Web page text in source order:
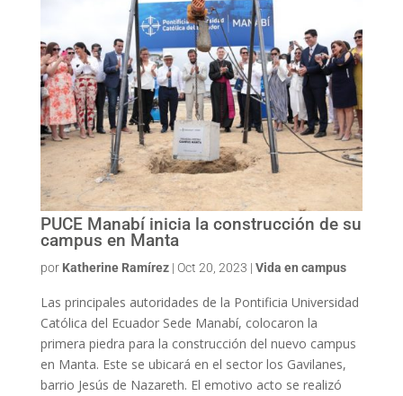
PUCE Manabí inicia la construcción de su
campus en Manta
por Katherine Ramírez| Oct 20, 2023 | Vida en campus
Las principales autoridades de la Pontificia Universidad
Católica del Ecuador Sede Manabí, colocaron la
primera piedra para la construcción del nuevo campus
en Manta. Este se ubicará en el sector los Gavilanes,
barrio Jesús de Nazareth. El emotivo acto se realizó